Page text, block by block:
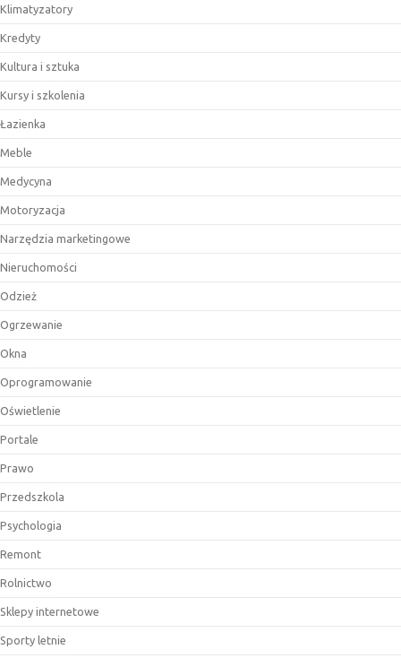
Klimatyzatory
Kredyty
Kultura i sztuka
Kursy i szkolenia
Łazienka
Meble
Medycyna
Motoryzacja
Narzędzia marketingowe
Nieruchomości
Odzież
Ogrzewanie
Okna
Oprogramowanie
Oświetlenie
Portale
Prawo
Przedszkola
Psychologia
Remont
Rolnictwo
Sklepy internetowe
Sporty letnie